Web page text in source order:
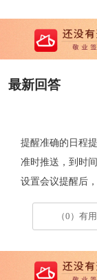
最新回答
提醒准确的日程
准时推送， 到时
设置会议提醒后
（0）有用